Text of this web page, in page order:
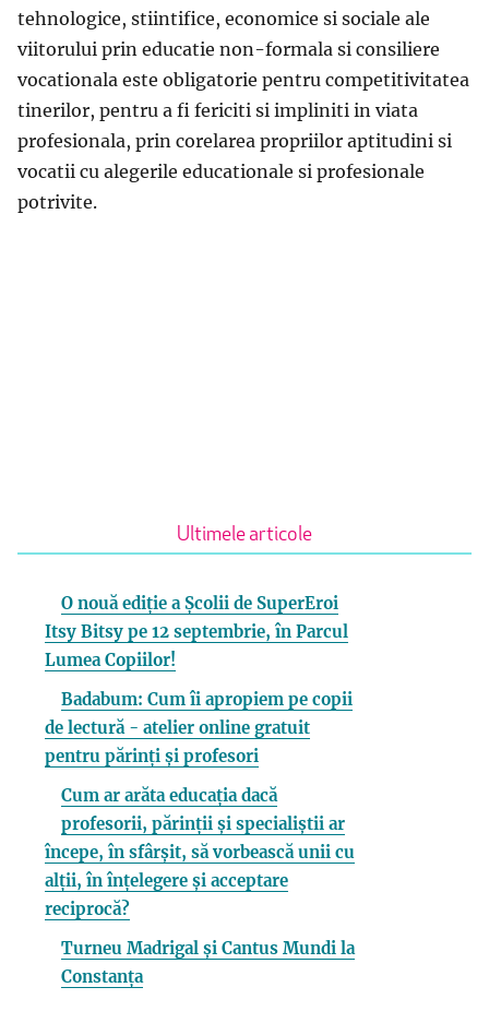
tehnologice, stiintifice, economice si sociale ale
viitorului prin educatie non-formala si consiliere
vocationala este obligatorie pentru competitivitatea
tinerilor, pentru a fi fericiti si impliniti in viata
profesionala, prin corelarea propriilor aptitudini si
vocatii cu alegerile educationale si profesionale
potrivite.
Ultimele articole
O nouă ediție a Școlii de SuperEroi
Itsy Bitsy pe 12 septembrie, în Parcul
Lumea Copiilor!
Badabum: Cum îi apropiem pe copii
de lectură - atelier online gratuit
pentru părinți și profesori
Cum ar arăta educația dacă
profesorii, părinții și specialiștii ar
începe, în sfârșit, să vorbească unii cu
alții, în înțelegere și acceptare
reciprocă?
Turneu Madrigal și Cantus Mundi la
Constanța